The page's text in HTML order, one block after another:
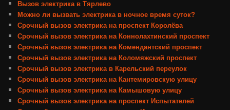
Вызов электрика в Тярлево
Можно ли вызвать электрика в ночное время суток?
Срочный вызов электрика на проспект Королёва
Срочный вызов электрика на Коннолахтинский проспект
Срочный вызов электрика на Комендантский проспект
Срочный вызов электрика на Коломяжский проспект
Срочный вызов электрика в Карельский переулок
Срочный вызов электрика на Кантемировскую улицу
Срочный вызов электрика на Камышовую улицу
Срочный вызов электрика на проспект Испытателей